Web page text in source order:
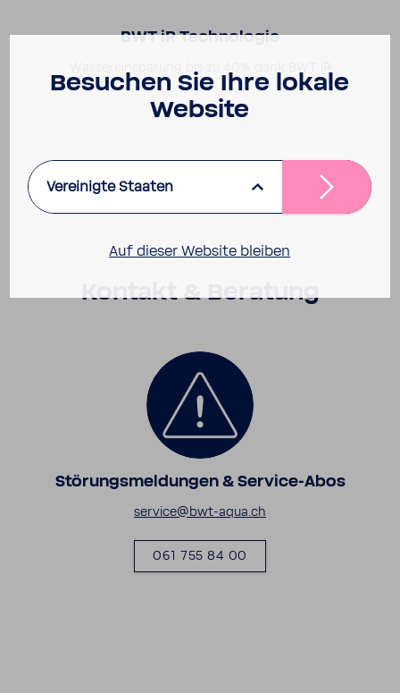
BWT iR Tech­no­logie
Kontakt & Bera­tung
Störungs­mel­dungen & Service-​Abos
service@bwt-​aqua.ch
061 755 84 00
Besu­chen Sie Ihre lokale
Website
Vereinigte Staaten
Auf dieser Website bleiben